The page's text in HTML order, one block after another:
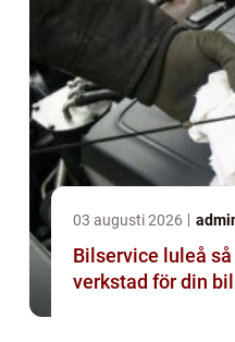
03 augusti 2026
Bilservice luleå så hittar du rätt
verkstad för din bil